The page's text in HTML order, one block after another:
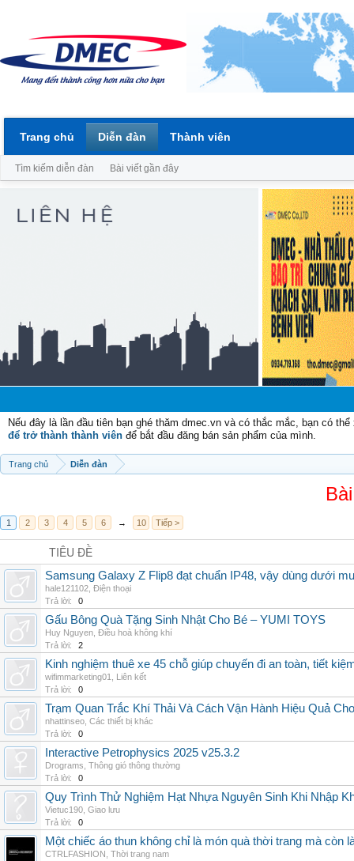
Nếu đây là lần đầu tiên bạn ghé thăm dmec.vn và có thắc mắc, bạn có
để trở thành thành viên để bắt đầu đăng bán sản phẩm của mình.
Trang chủ Diễn đàn
1 2 3 4 5 6 → 10 Tiếp >
TIÊU ĐỀ
Samsung Galaxy Z Flip8 đạt chuẩn IP48, vậy dùng dưới
hale121102 Điện thoại
Trả lời:
0
Gấu Bông Quà Tặng Sinh Nhật Cho Bé – YUMI TOYS
Huy Nguyen Điều hoà không khí
Trả lời:
2
Kinh nghiệm thuê xe 45 chỗ giúp chuyến đi an toàn, tiết
wifimmarketing01
Liên kết
Trả lời:
0
Trạm Quan Trắc Khí Thải Và Cách Vận Hành Hiệu Quả
nhattinseo Các thiết bị khác
Trả lời:
0
Interactive Petrophysics 2025 v25.3.2
Drograms Thông gió thông thường
Trả lời:
0
Quy Trình Thử Nghiệm Hạt Nhựa Nguyên Sinh Khi Nhập
Vietuc190 Giao lưu
Trả lời:
0
Một chiếc áo thun không chỉ là món quà thời trang mà
CTRLFASHION Thời trang nam
Trang chủ Diễn đàn
Tìm kiếm diễn đàn Bài viết gần đây
Thành viên